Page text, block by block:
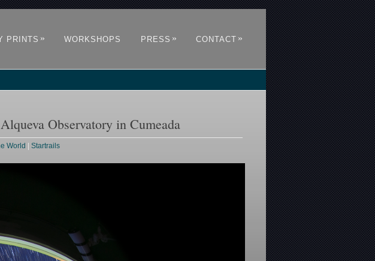
PRINTS » WORKSHOPS PRESS » CONTACT »
Observatory in Cumeada
World |Startrails